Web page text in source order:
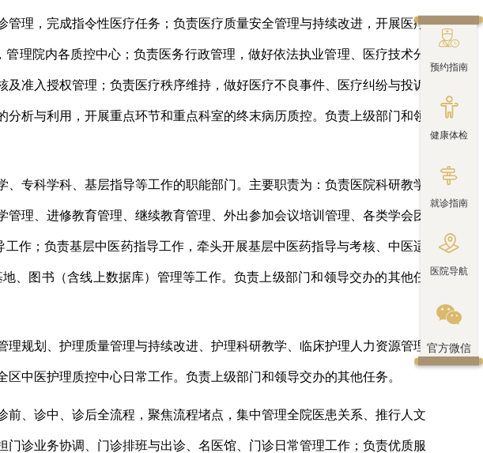
理，完成指令性医疗任务；负责医疗质量安全管理与持续改进，开展医疗
理院内各质控中心；负责医务行政管理，做好依法执业管理、医疗技术分
准入授权管理；负责医疗秩序维持，做好医疗不良事件、医疗纠纷与投诉
析与利用，开展重点环节和重点科室的终末病历质控。 负责 上级部门和领
专科学科、基层指导等工作的职能部门。主要职责为：负责医院科研教学
理、进修教育管理、继续教育管理、外出参加会议培训管理、各类学会团
作；负责基层中医药指导工作，牵头开展基层中医药指导与考核、中医适
、图书（含线上数据库）管理等工作。 负责 上级部门和领导交办的其他任
规划、护理质量管理与持续改进、护理科研教学、临床护理人力资源管理
中医护理质控中心日常工作。 负责 上级部门和领导交办的其他任务。
、诊中、诊后全流程，聚焦流程堵点，集中管理全院医患关系、推行人文
诊业务协调、门诊排班与出诊、名医馆、门诊日常管理工作；负责优质服

预约指南

健康体检

就诊指南

医院导航

官方微信